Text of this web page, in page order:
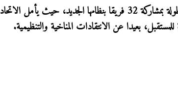
وتبقى هذه الحوادث بمثابة اختبار تنظيمي حقيقي للنسخة الأولى من البطولة بمشاركة 32 فريقا بنظامها الجديد، حيث يأمل الاتحاد
بعيدا عن الانتقادات المناخية والتنظيمية.